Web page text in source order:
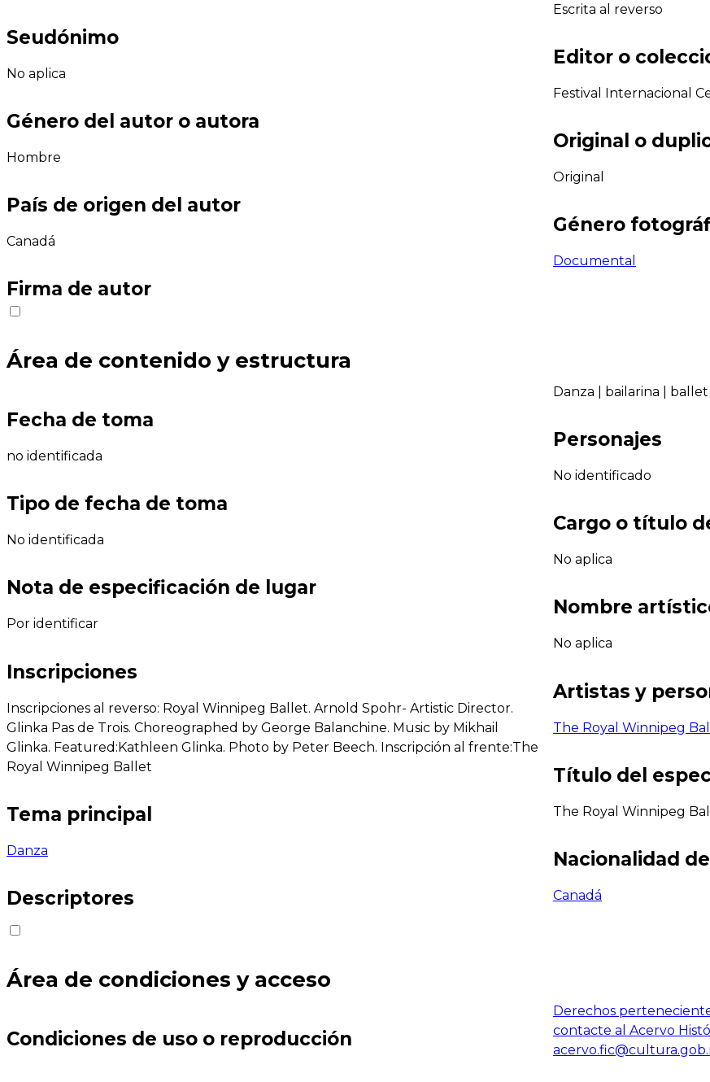
Seudónimo
No aplica
Género del autor o autora
Hombre
País de origen del autor
Canadá
Firma de autor
Escrita al reverso
Editor o
Festival Internacional
Original o
Original
Género
Documental
Área de contenido y estructura
Fecha de toma
no identificada
Tipo de fecha de toma
No identificada
Nota de especificación de lugar
Por identificar
Inscripciones
Inscripciones al reverso: Royal Winnipeg Ballet. Arnold Spohr- Artistic Director.
Glinka Pas de Trois. Choreographed by George Balanchine. Music by Mikhail
Glinka. Featured:Kathleen Glinka. Photo by Peter Beech. Inscripción al frente:The
Royal Winnipeg Ballet
Tema principal
Danza
Descriptores
Danza bailarina ballet
Personajes
No identificado
Cargo o título
No aplica
Nombre
No aplica
Artistas y
The Royal Winnipeg
Título del
The Royal Winnipeg
Nacionalidad
Canadá
Área de condiciones y acceso
Condiciones de uso o reproducción
Derechos
contacte al Acervo